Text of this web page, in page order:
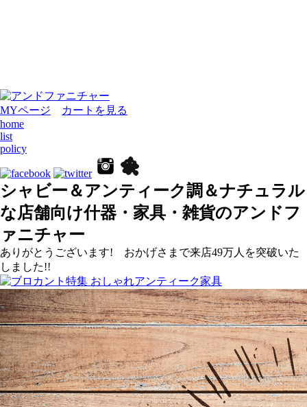
MYページ
カートを見る
home
list
policy
シャビー＆アンティーク調＆ナチュラル
な店舗向け什器・家具・雑貨のアンドフ
ァニチャー
ありがとうございます! おかげさまで来店49万人を突破いた
しました!!